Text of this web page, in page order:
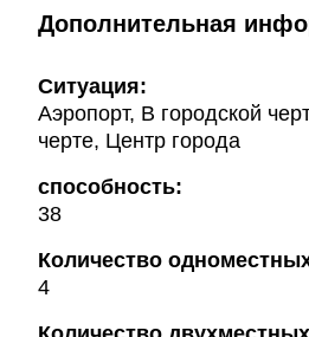
Дополнительная
Ситуация:
Аэропорт, В городской
черте, Центр города
способность:
38
Количество
4